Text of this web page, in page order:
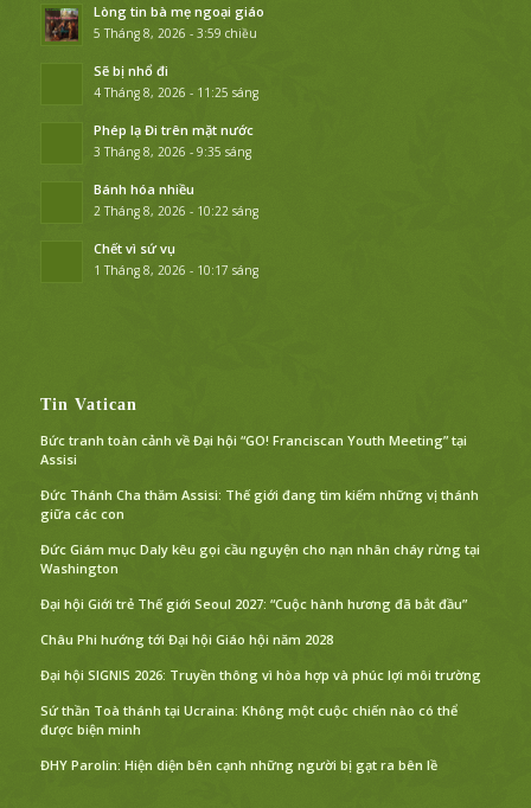
Lòng tin bà mẹ ngoại giáo
5 Tháng 8, 2026 - 3:59 chiều
Sẽ bị nhổ đi
4 Tháng 8, 2026 - 11:25 sáng
Phép lạ Đi trên mặt nước
3 Tháng 8, 2026 - 9:35 sáng
Bánh hóa nhiều
2 Tháng 8, 2026 - 10:22 sáng
Chết vì sứ vụ
1 Tháng 8, 2026 - 10:17 sáng
Tin Vatican
Bức tranh toàn cảnh về Đại hội “GO! Franciscan Youth Meeting” tại
Assisi
Đức Thánh Cha thăm Assisi: Thế giới đang tìm kiếm những vị thánh
giữa các con
Đức Giám mục Daly kêu gọi cầu nguyện cho nạn nhân cháy rừng tại
Washington
Đại hội Giới trẻ Thế giới Seoul 2027: “Cuộc hành hương đã bắt đầu”
Châu Phi hướng tới Đại hội Giáo hội năm 2028
Đại hội SIGNIS 2026: Truyền thông vì hòa hợp và phúc lợi môi trường
Sứ thần Toà thánh tại Ucraina: Không một cuộc chiến nào có thể
được biện minh
ĐHY Parolin: Hiện diện bên cạnh những người bị gạt ra bên lề